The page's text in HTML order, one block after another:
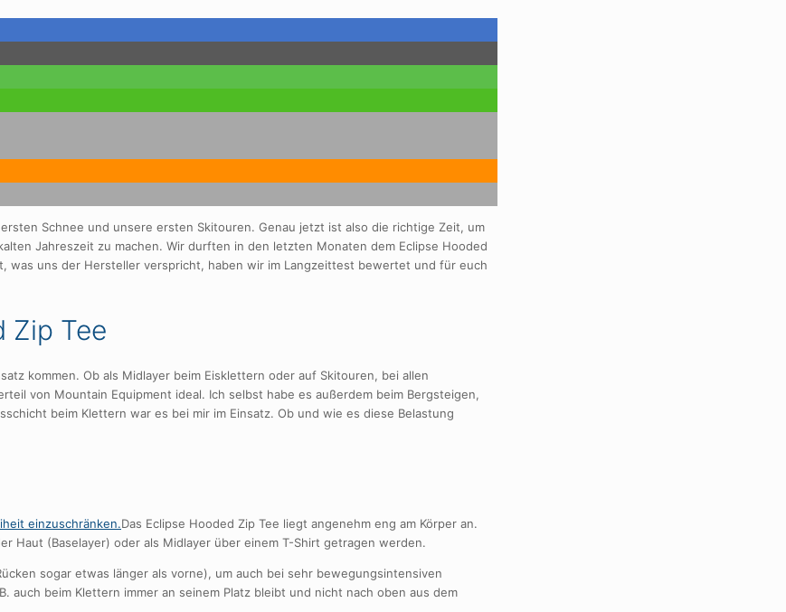
Schnee und unsere ersten Skitouren. Genau jetzt ist also die richtige Zeit, um
Jahreszeit zu machen. Wir durften in den letzten Monaten dem Eclipse Hooded
was uns der Hersteller verspricht, haben wir im Langzeittest bewertet und für euch
Zip Tee
kommen. Ob als Midlayer beim Eisklettern oder auf Skitouren, bei allen
von Mountain Equipment ideal. Ich selbst habe es außerdem beim Bergsteigen,
beim Klettern war es bei mir im Einsatz. Ob und wie es diese Belastung
Das Eclipse Hooded Zip Tee liegt angenehm eng am Körper an.
Haut (Baselayer) oder als Midlayer über einem T-Shirt getragen werden.
sogar etwas länger als vorne), um auch bei sehr bewegungsintensiven
auch beim Klettern immer an seinem Platz bleibt und nicht nach oben aus dem